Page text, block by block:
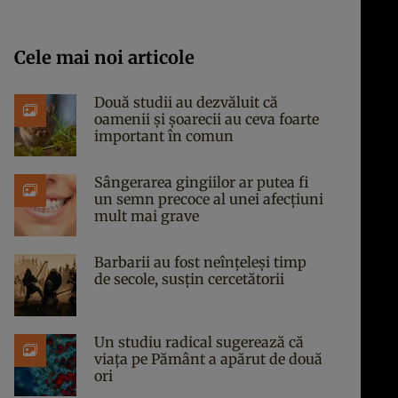
Cele mai noi articole
Două studii au dezvăluit că
oamenii și șoarecii au ceva foarte
important în comun
Sângerarea gingiilor ar putea fi
un semn precoce al unei afecțiuni
mult mai grave
Barbarii au fost neînțeleși timp
de secole, susțin cercetătorii
Un studiu radical sugerează că
viața pe Pământ a apărut de două
ori